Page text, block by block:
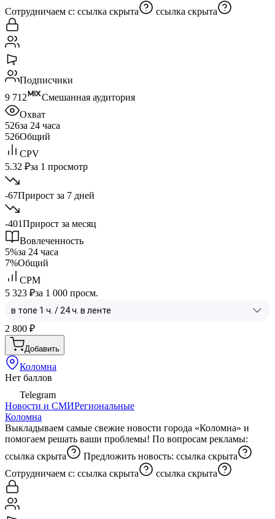
Сотрудничаем с: ссылка скрыта ссылка скрыта
Подписчики
9 712
Смешанная аудитория
Охват
526за 24 часа
526Общий
CPV
5.32 ₽за 1 просмотр
-67Прирост за 7 дней
-401Прирост за месяц
Вовлеченность
5%за 24 часа
7%Общий
CPM
5 323 ₽за 1 000 просм.
2 800 ₽
Добавить
Коломна
Нет баллов
Telegram
Новости и СМИРегиональные
Коломна
Выкладываем самые свежие новости города «Коломна» и
помогаем решать ваши проблемы! По вопросам рекламы:
ссылка скрыта
Предложить новость: ссылка скрыта
Сотрудничаем с: ссылка скрыта ссылка скрыта